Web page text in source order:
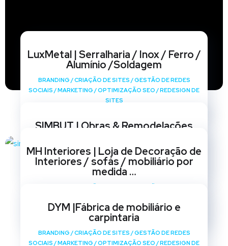
LuxMetal | Serralharia / Inox / Ferro /
Alumínio /Soldagem
BRANDING /CRIAÇÃO DE SITES /GESTÃO DE REDES
SOCIAIS /MARKETING /OPTIMIZAÇÃO SEO /REDESIGN DE
SITES
SIMBUT | Obras & Remodelações
SOCIAIS /MARKETING OPTIMIZAÇÃO SEO/ REDESIGN DE
SITES
MH Interiores | Loja de Decoração de
Interiores / sofás / mobiliário por
medida …
SITES
DYM |Fábrica de mobiliário e
carpintaria
BRANDING /CRIAÇÃO DE SITES /GESTÃO DE REDES
SOCIAIS /MARKETING /OPTIMIZAÇÃO SEO /REDESIGN DE